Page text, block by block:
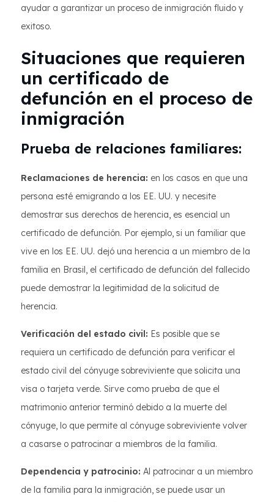
ayudar a garantizar un proceso de inmigración fluido y
exitoso.
Situaciones que requieren
un certificado de
defunción en el proceso de
inmigración
Prueba de relaciones familiares:
Reclamaciones de herencia: en los casos en que una
persona esté emigrando a los EE. UU. y necesite
demostrar sus derechos de herencia, es esencial un
certificado de defunción. Por ejemplo, si un familiar que
vive en los EE. UU. dejó una herencia a un miembro de la
familia en Brasil, el certificado de defunción del fallecido
puede demostrar la legitimidad de la solicitud de
herencia.
Verificación del estado civil: Es posible que se
requiera un certificado de defunción para verificar el
estado civil del cónyuge sobreviviente que solicita una
visa o tarjeta verde. Sirve como prueba de que el
matrimonio anterior terminó debido a la muerte del
cónyuge, lo que permite al cónyuge sobreviviente volver
a casarse o patrocinar a miembros de la familia.
Dependencia y patrocinio: Al patrocinar a un miembro
de la familia para la inmigración, se puede usar un